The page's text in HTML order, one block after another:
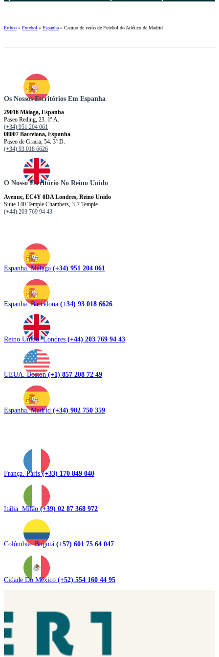
Ertheo » Futebol » Espanha » Campo de verão de Futebol do Atlético de Madrid
Os Nossos Escritórios Em Espanha
29016 Málaga, Espanha
Paseo Reding, 23. 1º A.
(+34) 951 204 061
08007 Barcelona, ​​​​​Espanha
Paseo de Gracia, 54. 3º D.
(+34) 93 018 6626
O Nosso Escritório No Reino Unido
Avenue, EC4Y 0DA Londres, Reino Unido
Suite 140 Temple Chambers, 3-7 Temple
(+44) 203 769 94 43
Espanha. Málaga (+34) 951 204 061
Espanha. Barcelona (+34) 93 018 6626
Reino Unido. Londres (+44) 203 769 94 43
UEUA. Boston(+1) 857 208 72 49
Espanha. Madrid (+34) 902 750 359
França. Paris(+33) 170 849 040
Itália. Milão (+39) 02 87 368 972
Colômbia. Bogotá (+57) 601 75 64 047
Cidade Do México (+52) 554 160 44 95